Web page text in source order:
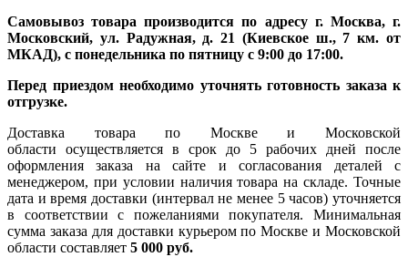
Самовывоз товара производится по адресу г. Москва, г.
Московский, ул. Радужная, д. 21 (Киевское ш., 7 км. от
МКАД), с понедельника по пятницу с 9:00 до 17:00.
Перед приездом необходимо уточнять готовность заказа к
отгрузке.
Доставка товара по Москве и Московской
области осуществляется в срок до 5 рабочих дней после
оформления заказа на сайте и согласования деталей с
менеджером, при условии наличия товара на складе. Точные
дата и время доставки (интервал не менее 5 часов) уточняется
в соответствии с пожеланиями покупателя. Минимальная
сумма заказа для доставки курьером по Москве и Московской
области составляет 5 000 руб.